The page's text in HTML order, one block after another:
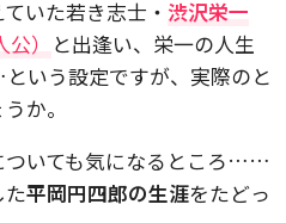
いた若き志士・ 渋沢栄一
） と出逢い、栄一の人生
いう設定ですが、実際のと
か。
ついても気になるところ……
平岡円四郎の生涯をたどっ